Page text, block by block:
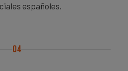
españoles.
04